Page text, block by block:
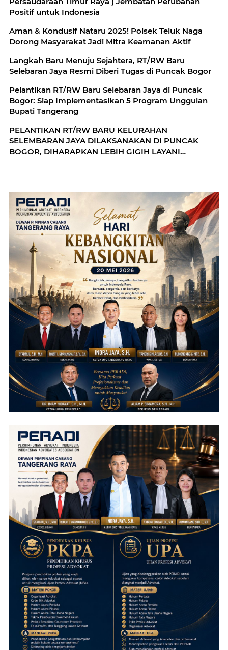
Positif untuk Indonesia
Aman & Kondusif Nataru 2025! Polsek Teluk Naga
Dorong Masyarakat Jadi Mitra Keamanan Aktif
Langkah Baru Menuju Sejahtera, RT/RW Baru
Selebaran Jaya Resmi Diberi Tugas di Puncak Bogor
Pelantikan RT/RW Baru Selebaran Jaya di Puncak
Bogor: Siap Implementasikan 5 Program Unggulan
Bupati Tangerang
PELANTIKAN RT/RW BARU KELURAHAN
SELEMBARAN JAYA DILAKSANAKAN DI PUNCAK
BOGOR, DIHARAPKAN LEBIH GIGIH LAYANI